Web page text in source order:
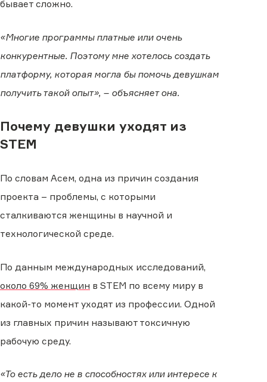
бывает сложно.
«Многие программы платные или очень
конкурентные. Поэтому мне хотелось создать
платформу, которая могла бы помочь девушкам
получить такой опыт», – объясняет она.
Почему девушки уходят из
STEM
По словам Асем, одна из причин создания
проекта – проблемы, с которыми
сталкиваются женщины в научной и
технологической среде.
По данным международных исследований,
около 69% женщин в STEM по всему миру в
какой-то момент уходят из профессии. Одной
из главных причин называют токсичную
рабочую среду.
«То есть дело не в способностях или интересе к